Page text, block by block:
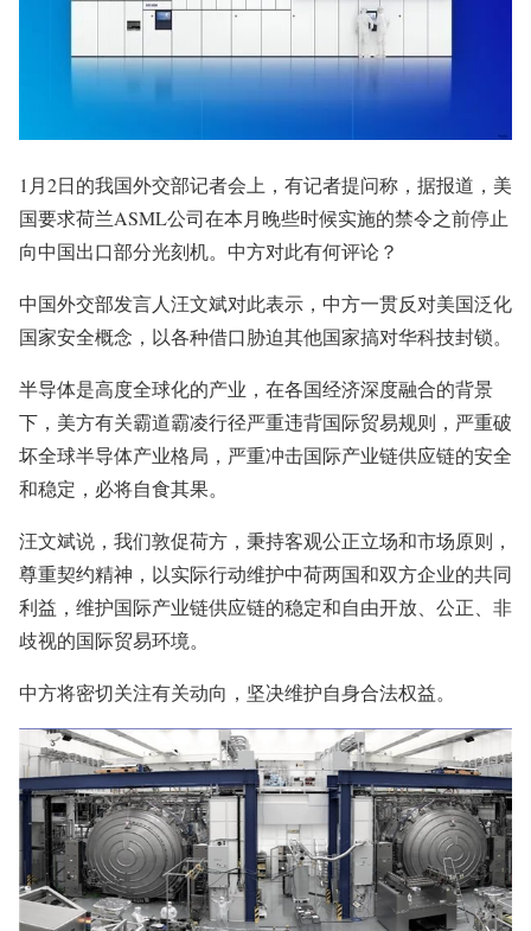
1月2日的我国外交部记者会上，有记者提问称，据报道，美
国要求荷兰ASML公司在本月晚些时候实施的禁令之前停止
向中国出口部分光刻机。中方对此有何评论？
中国外交部发言人汪文斌对此表示，中方一贯反对美国泛化
国家安全概念，以各种借口胁迫其他国家搞对华科技封锁。
半导体是高度全球化的产业，在各国经济深度融合的背景
下，美方有关霸道霸凌行径严重违背国际贸易规则，严重破
坏全球半导体产业格局，严重冲击国际产业链供应链的安全
和稳定，必将自食其果。
汪文斌说，我们敦促荷方，秉持客观公正立场和市场原则，
尊重契约精神，以实际行动维护中荷两国和双方企业的共同
利益，维护国际产业链供应链的稳定和自由开放、公正、非
歧视的国际贸易环境。
中方将密切关注有关动向，坚决维护自身合法权益。